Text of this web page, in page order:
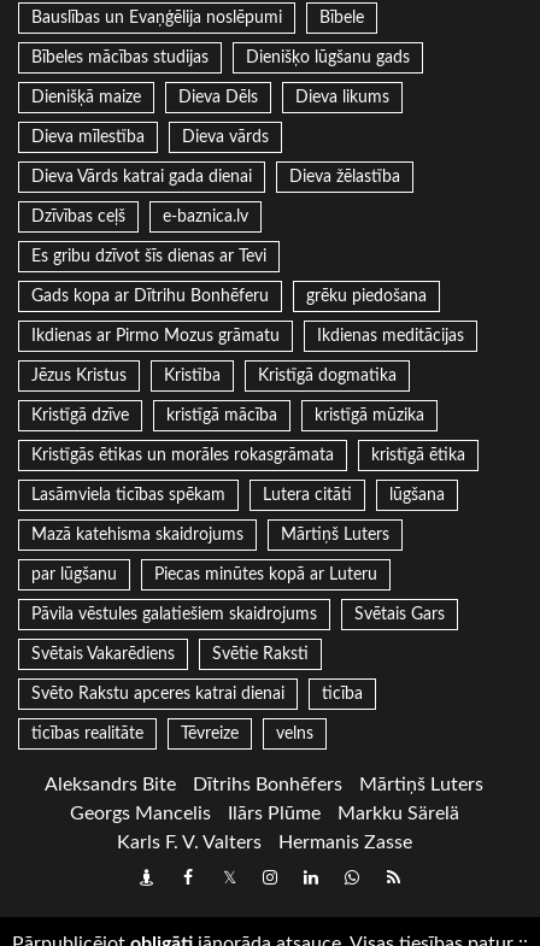
Bauslības un Evaņģēlija noslēpumi Bībele
Bībeles mācības studijas Dienišķo lūgšanu gads
Dienišķā maize Dieva Dēls Dieva likums
Dieva mīlestība Dieva vārds
Dieva Vārds katrai gada dienai Dieva žēlastība
Dzīvības ceļš e-baznica.lv
Es gribu dzīvot šīs dienas ar Tevi
Gads kopa ar Dītrihu Bonhēferu grēku piedošana
Ikdienas ar Pirmo Mozus grāmatu Ikdienas meditācijas
Jēzus Kristus Kristība Kristīgā dogmatika
Kristīgā dzīve kristīgā mācība kristīgā mūzika
Kristīgās ētikas un morāles rokasgrāmata kristīgā ētika
Lasāmviela ticības spēkam Lutera citāti lūgšana
Mazā katehisma skaidrojums Mārtiņš Luters
par lūgšanu Piecas minūtes kopā ar Luteru
Pāvila vēstules galatiešiem skaidrojums Svētais Gars
Svētais Vakarēdiens Svētie Raksti
Svēto Rakstu apceres katrai dienai ticība
ticības realitāte Tēvreize velns
Aleksandrs Bite Dītrihs Bonhēfers
Mārtiņš Luters
Georgs Mancelis
Ilārs Plūme
Markku Särelä
Karls F. V. Valters
Hermanis Zasse
DraugiemFacebook
TwitterInstagram
LinkedInwhatsapp
RSS